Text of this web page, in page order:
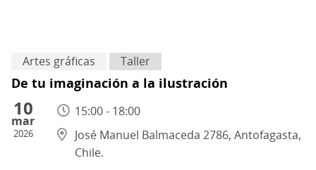
Artes gráficas Taller
De tu imaginación a la ilustración
10
mar
2026
15:00 - 18:00
José Manuel Balmaceda 2786, Antofagasta,
Chile.